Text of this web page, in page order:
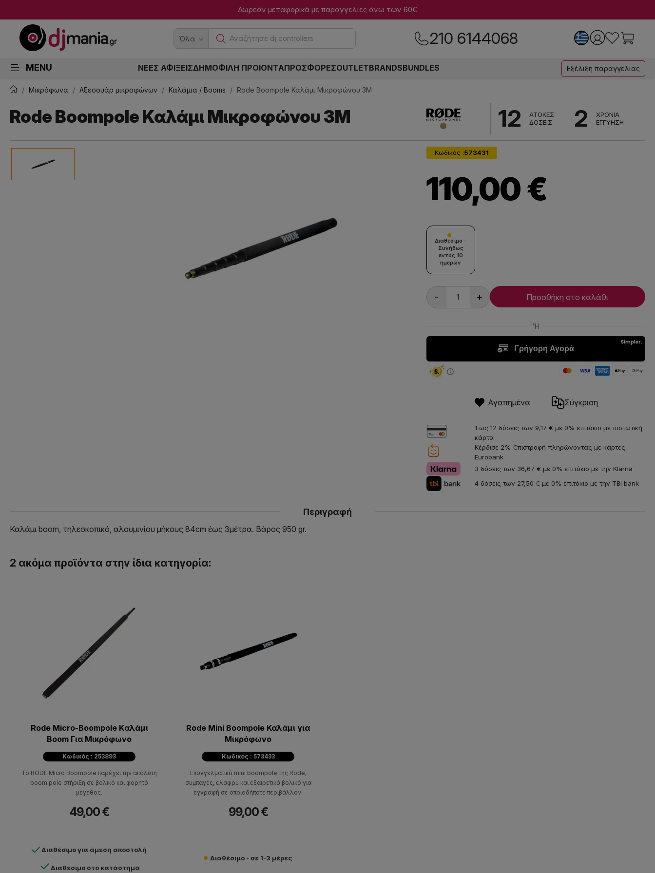
Δωρεάν μεταφορικά με παραγγελίες άνω των 60€
Όλα Α 210 6144068
MENU ΝΕΕΣ ΑΦΙΞΕΙΣΔΗΜΟΦΙΛΗ ΠΡΟΙΟΝΤΑΠΡΟΣΦΟΡΕΣOUTLETBRANDSBUNDLES Εξέλιξη παραγγελίας
Μικρόφωνα Αξεσουάρ μικροφώνων Καλάμια / Booms Rode Boompole Καλάμι Μικροφώνου 3Μ
Rode Boompole Καλάμι Μικροφώνου 3Μ 12
ΑΤΟΚΕΣ
ΔΟΣΕΙΣ
2
ΧΡΟΝΙΑ
ΕΓΓΥΗΣΗ
Κωδικός :573431
110,00 €
Διαθέσιμο -
Συνήθως
εντός 10
ημερών
- + Προσθήκη στο καλάθι
Αγαπημένα Σύγκριση
Έως 12 δόσεις των 9,17 € με 0% επιτόκιο με πιστωτική
κάρτα
Κέρδισε 2% €πιστροφή πληρώνοντας με κάρτες
Eurobank
3 δόσεις των 36,67 € με 0% επιτόκιο με την Klarna
4 δόσεις των 27,50 € με 0% επιτόκιο με την TBI bank
Περιγραφή
Καλάμι boom, τηλεσκοπικό, αλουμινίου μήκους 84cm έως 3μέτρα. Βάρος 950 gr.
2 ακόμα προϊόντα στην ίδια κατηγορία:
Rode Micro-Boompole Kαλάμι
Boom Για Μικρόφωνο
Κωδικός : 253893
Το RODE Micro Boompole παρέχει την απόλυτη
boom pole στήριξη σε βολικό και φορητό
μέγεθος.
49,00 €
Διαθέσιμο για άμεση αποστολή
Διαθέσιμο στο κατάστημα
Rode Mini Boompole Καλάμι για
Μικρόφωνο
Κωδικός : 573433
Επαγγελματικό mini boompole της Rode,
συμπαγές, ελαφρύ και εξαιρετικά βολικό για
εγγραφή σε οποιοδήποτε περιβάλλον.
99,00 €
Διαθέσιμο - σε 1-3 μέρες